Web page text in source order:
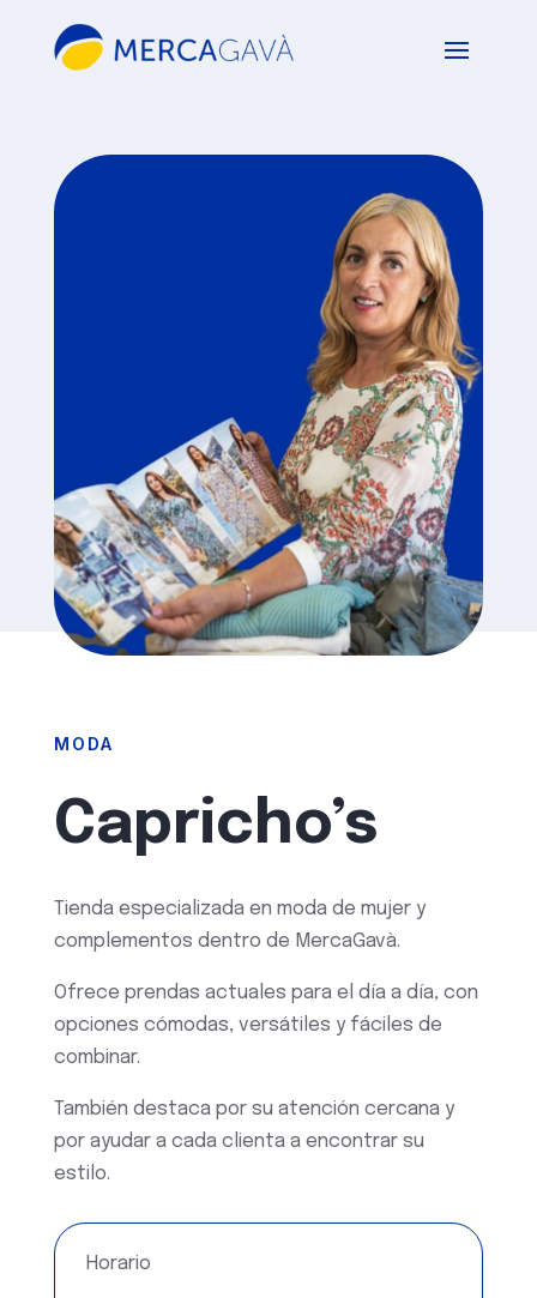
MODA
Capricho’s
Tienda especializada en moda de mujer y
complementos dentro de MercaGavà.
Ofrece prendas actuales para el día a día, con
opciones cómodas, versátiles y fáciles de
combinar.
También destaca por su atención cercana y
por ayudar a cada clienta a encontrar su
estilo.
Horario